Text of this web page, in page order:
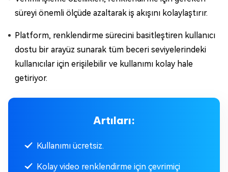
süreyi önemli ölçüde azaltarak iş akışını kolaylaştırır.
Platform, renklendirme sürecini basitleştiren kullanıcı
dostu bir arayüz sunarak tüm beceri seviyelerindeki
kullanıcılar için erişilebilir ve kullanımı kolay hale
getiriyor.
Artıları:
Kullanımı ücretsiz.
Kolay video renklendirme için çevrimiçi